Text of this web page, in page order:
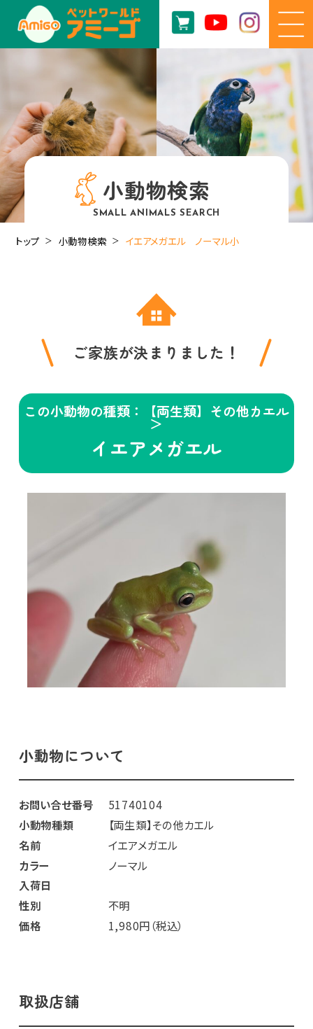
小動物検索
SMALL ANIMALS SEARCH
トップ 小動物検索 イエアメガエル ノーマル小
ご家族が決まりました！
この小動物の種類：【両生類】その他カエル
＞
イエアメガエル
小動物について
お問い合せ番号
51740104
小動物種類
【両生類】その他カエル
名前
イエアメガエル
カラー
ノーマル
入荷日
性別
不明
価格
1,980円（税込）
取扱店舗